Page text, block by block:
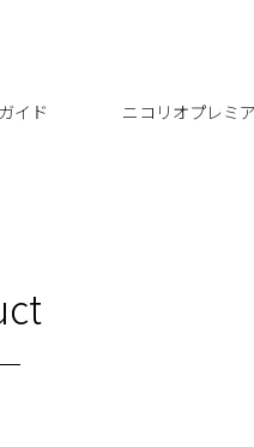
イド ニコリオプレミ